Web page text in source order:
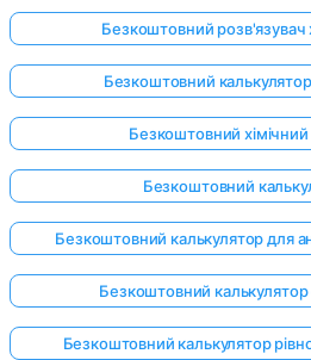
Безкоштовний розв'язувач
Безкоштовний калькулятор
Безкоштовний
Безкоштовний
Безкоштовний калькулятор для
Безкоштовний калькулятор
Безкоштовний калькулятор